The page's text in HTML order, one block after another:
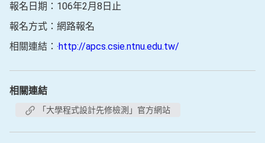
報名日期：106年2月8日止
報名方式：網路報名
相關連結： ‧http://apcs.csie.ntnu.edu.tw/
相關連結
「大學程式設計先修檢測」官方網站